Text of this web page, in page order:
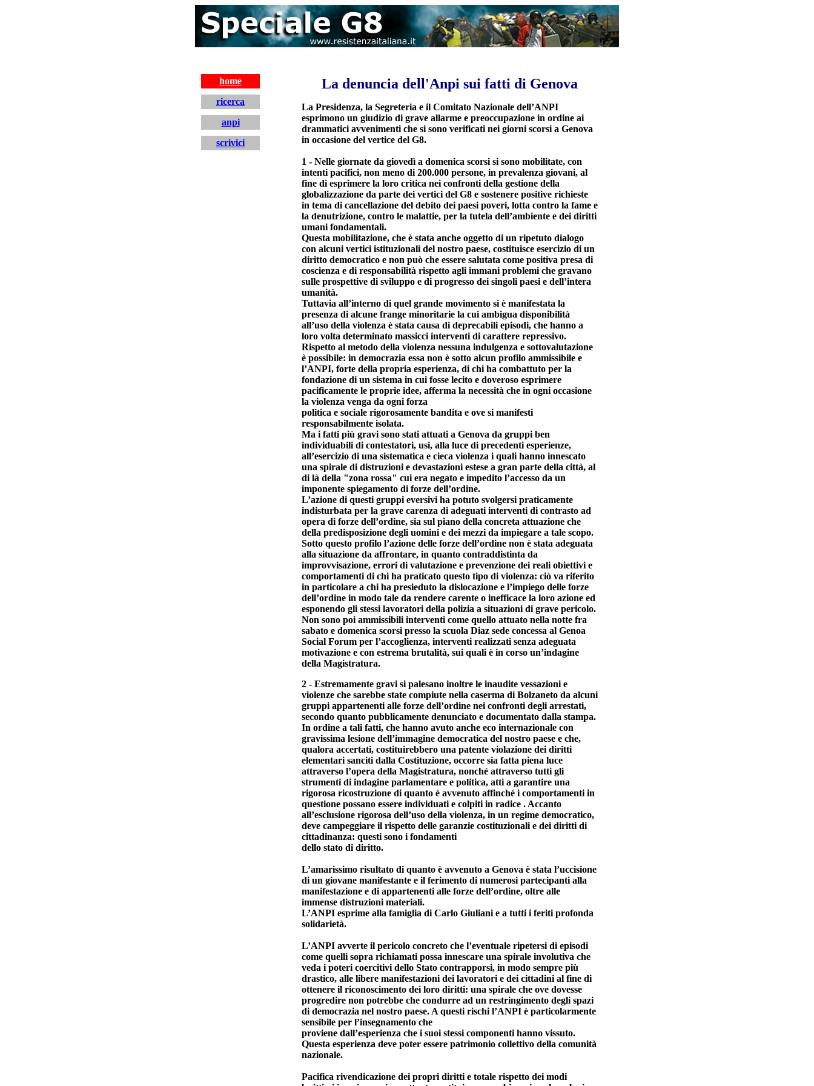
home La denuncia dell'Anpi sui fatti di Genova
La Presidenza, la Segreteria e il Comitato Nazionale dell’ANPI
esprimono un giudizio di grave allarme e preoccupazione in ordine ai
drammatici avvenimenti che si sono verificati nei giorni scorsi a Genova
in occasione del vertice del G8.
1 - Nelle giornate da giovedì a domenica scorsi si sono mobilitate, con
intenti pacifici, non meno di 200.000 persone, in prevalenza giovani, al
fine di esprimere la loro critica nei confronti della gestione della
globalizzazione da parte dei vertici del G8 e sostenere positive richieste
in tema di cancellazione del debito dei paesi poveri, lotta contro la fame e
la denutrizione, contro le malattie, per la tutela dell’ambiente e dei diritti
umani fondamentali.
Questa mobilitazione, che è stata anche oggetto di un ripetuto dialogo
con alcuni vertici istituzionali del nostro paese, costituisce esercizio di un
diritto democratico e non può che essere salutata come positiva presa di
coscienza e di responsabilità rispetto agli immani problemi che gravano
sulle prospettive di sviluppo e di progresso dei singoli paesi e dell’intera
umanità.
Tuttavia all’interno di quel grande movimento si è manifestata la
presenza di alcune frange minoritarie la cui ambigua disponibilità
all’uso della violenza è stata causa di deprecabili episodi, che hanno a
loro volta determinato massicci interventi di carattere repressivo.
Rispetto al metodo della violenza nessuna indulgenza e sottovalutazione
è possibile: in democrazia essa non è sotto alcun profilo ammissibile e
l’ANPI, forte della propria esperienza, di chi ha combattuto per la
fondazione di un sistema in cui fosse lecito e doveroso esprimere
pacificamente le proprie idee, afferma la necessità che in ogni occasione
la violenza venga da ogni forza
politica e sociale rigorosamente bandita e ove si manifesti
responsabilmente isolata.
Ma i fatti più gravi sono stati attuati a Genova da gruppi ben
individuabili di contestatori, usi, alla luce di precedenti esperienze,
all’esercizio di una sistematica e cieca violenza i quali hanno innescato
una spirale di distruzioni e devastazioni estese a gran parte della città, al
di là della "zona rossa" cui era negato e impedito l’accesso da un
imponente spiegamento di forze dell’ordine.
L’azione di questi gruppi eversivi ha potuto svolgersi praticamente
indisturbata per la grave carenza di adeguati interventi di contrasto ad
opera di forze dell’ordine, sia sul piano della concreta attuazione che
della predisposizione degli uomini e dei mezzi da impiegare a tale scopo.
Sotto questo profilo l’azione delle forze dell’ordine non è stata adeguata
alla situazione da affrontare, in quanto contraddistinta da
improvvisazione, errori di valutazione e prevenzione dei reali obiettivi e
comportamenti di chi ha praticato questo tipo di violenza: ciò va riferito
in particolare a chi ha presieduto la dislocazione e l’impiego delle forze
dell’ordine in modo tale da rendere carente o inefficace la loro azione ed
esponendo gli stessi lavoratori della polizia a situazioni di grave pericolo.
Non sono poi ammissibili interventi come quello attuato nella notte fra
sabato e domenica scorsi presso la scuola Diaz sede concessa al Genoa
Social Forum per l’accoglienza, interventi realizzati senza adeguata
motivazione e con estrema brutalità, sui quali è in corso un’indagine
della Magistratura.
2 - Estremamente gravi si palesano inoltre le inaudite vessazioni e
violenze che sarebbe state compiute nella caserma di Bolzaneto da alcuni
gruppi appartenenti alle forze dell’ordine nei confronti degli arrestati,
secondo quanto pubblicamente denunciato e documentato dalla stampa.
In ordine a tali fatti, che hanno avuto anche eco internazionale con
gravissima lesione dell’immagine democratica del nostro paese e che,
qualora accertati, costituirebbero una patente violazione dei diritti
elementari sanciti dalla Costituzione, occorre sia fatta piena luce
attraverso l’opera della Magistratura, nonché attraverso tutti gli
strumenti di indagine parlamentare e politica, atti a garantire una
rigorosa ricostruzione di quanto è avvenuto affinché i comportamenti in
questione possano essere individuati e colpiti in radice . Accanto
all’esclusione rigorosa dell’uso della violenza, in un regime democratico,
deve campeggiare il rispetto delle garanzie costituzionali e dei diritti di
cittadinanza: questi sono i fondamenti
dello stato di diritto.
L’amarissimo risultato di quanto è avvenuto a Genova è stata l’uccisione
di un giovane manifestante e il ferimento di numerosi partecipanti alla
manifestazione e di appartenenti alle forze dell’ordine, oltre alle
immense distruzioni materiali.
L’ANPI esprime alla famiglia di Carlo Giuliani e a tutti i feriti profonda
solidarietà.
L’ANPI avverte il pericolo concreto che l’eventuale ripetersi di episodi
come quelli sopra richiamati possa innescare una spirale involutiva che
veda i poteri coercitivi dello Stato contrapporsi, in modo sempre più
drastico, alle libere manifestazioni dei lavoratori e dei cittadini al fine di
ottenere il riconoscimento dei loro diritti: una spirale che ove dovesse
progredire non potrebbe che condurre ad un restringimento degli spazi
di democrazia nel nostro paese. A questi rischi l’ANPI è particolarmente
sensibile per l’insegnamento che
proviene dall’esperienza che i suoi stessi componenti hanno vissuto.
Questa esperienza deve poter essere patrimonio collettivo della comunità
nazionale.
Pacifica rivendicazione dei propri diritti e totale rispetto dei modi
ricerca
anpi
scrivici